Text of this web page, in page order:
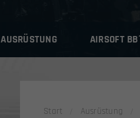
AUSRÜSTUNG AIRSOFT
Start Ausrüstung